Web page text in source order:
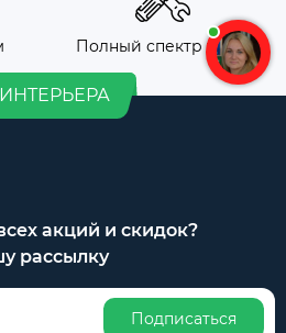
Полный спектр услуг
акций и скидок?
рассылку
Подписаться